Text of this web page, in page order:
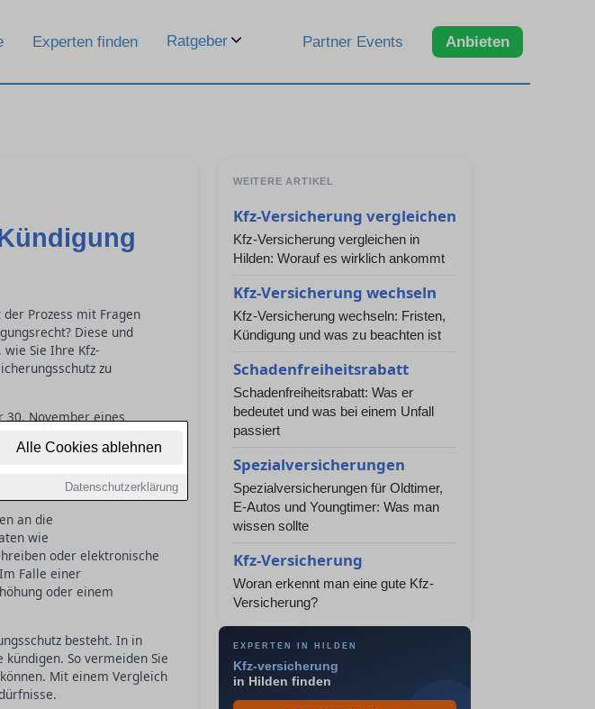
Alle Cookies ablehnen
Datenschutzerklärung
Experten finden Ratgeber Partner Events Anbieten
Prozess mit Fragen
Diese und
Sie Ihre Kfz-
zu
30. November eines
Monat vor Ablauf des
gibt es das
Recht greift, wenn Ihre
an die
wie
oder elektronische
Falle einer
oder einem
besteht. In in
So vermeiden Sie
Mit einem Vergleich
WEITERE ARTIKEL
Kfz-Versicherung vergleichen
Kfz-Versicherung vergleichen in
Hilden: Worauf es wirklich ankommt
Kfz-Versicherung wechseln
Kfz-Versicherung wechseln: Fristen,
Kündigung und was zu beachten ist
Schadenfreiheitsrabatt
Schadenfreiheitsrabatt: Was er
bedeutet und was bei einem Unfall
passiert
Spezialversicherungen
Spezialversicherungen für Oldtimer,
E-Autos und Youngtimer: Was man
wissen sollte
Kfz-Versicherung
Woran erkennt man eine gute Kfz-
Versicherung?
EXPERTEN IN HILDEN
Kfz-versicherung
in Hilden finden